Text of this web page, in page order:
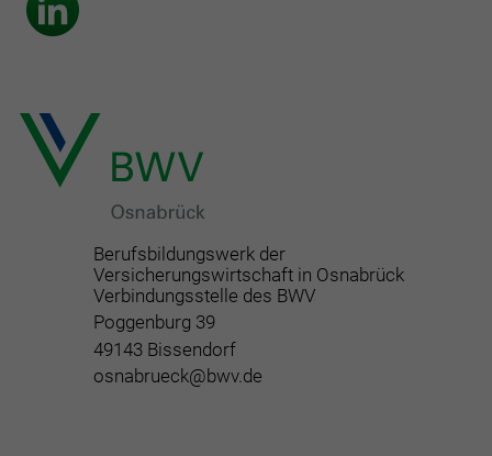
Berufsbildungswerk der
Versicherungswirtschaft in Osnabrück
Verbindungsstelle des BWV
Poggenburg 39
49143 Bissendorf
osnabrueck@bwv.de